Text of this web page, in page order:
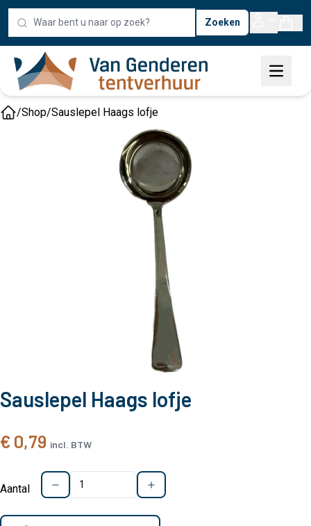
Zoeken
/Shop/Sauslepel Haags lofje
Sauslepel Haags lofje
€ 0,79 incl. BTW
Aantal